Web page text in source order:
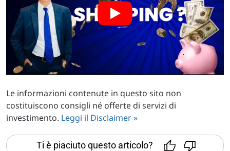
Le informazioni contenute in questo sito non
costituiscono consigli né offerte di servizi di
investimento. Leggi il Disclaimer »
Ti è piaciuto questo articolo?